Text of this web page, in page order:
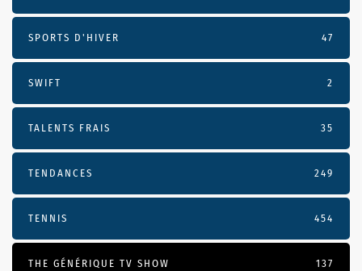
SPORTS D'HIVER 47
SWIFT 2
TALENTS FRAIS 35
TENDANCES 249
TENNIS 454
THE GÉNÉRIQUE TV SHOW 137